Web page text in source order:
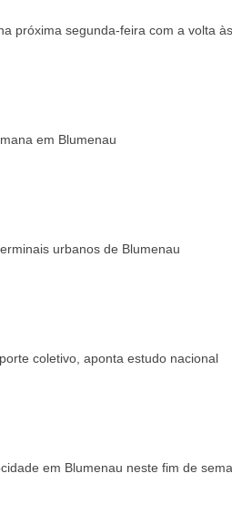
próxima segunda-feira com a volta às
em Blumenau
urbanos de Blumenau
coletivo, aponta estudo nacional
em Blumenau neste fim de